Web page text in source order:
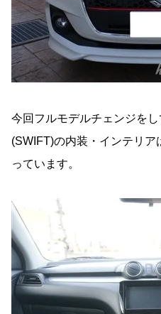
今回フルモデルチェンジを
(SWIFT)の内装・インテリ
っています。